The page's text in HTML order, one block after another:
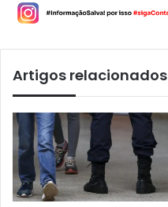
Artigos relacionados